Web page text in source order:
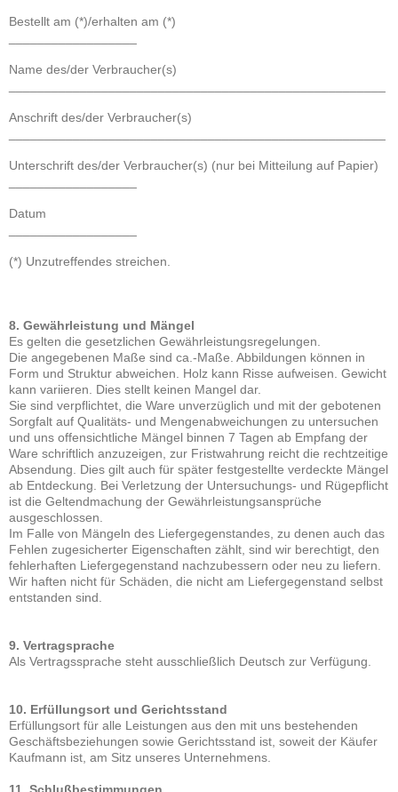
Bestellt am (*)/erhalten am (*)
Name des/der Verbraucher(s)
Anschrift des/der Verbraucher(s)
Unterschrift des/der Verbraucher(s) (nur bei Mitteilung auf Papier)
Datum
(*) Unzutreffendes streichen.
8. Gewährleistung und Mängel
Es gelten die gesetzlichen Gewährleistungsregelungen.
Die angegebenen Maße sind ca.-Maße. Abbildungen können in
Form und Struktur abweichen. Holz kann Risse aufweisen. Gewicht
kann variieren. Dies stellt keinen Mangel dar.
Sie sind verpflichtet, die Ware unverzüglich und mit der gebotenen
Sorgfalt auf Qualitäts- und Mengenabweichungen zu untersuchen
und uns offensichtliche Mängel binnen 7 Tagen ab Empfang der
Ware schriftlich anzuzeigen, zur Fristwahrung reicht die rechtzeitige
Absendung. Dies gilt auch für später festgestellte verdeckte Mängel
ab Entdeckung. Bei Verletzung der Untersuchungs- und Rügepflicht
ist die Geltendmachung der Gewährleistungsansprüche
ausgeschlossen.
Im Falle von Mängeln des Liefergegenstandes, zu denen auch das
Fehlen zugesicherter Eigenschaften zählt, sind wir berechtigt, den
fehlerhaften Liefergegenstand nachzubessern oder neu zu liefern.
Wir haften nicht für Schäden, die nicht am Liefergegenstand selbst
entstanden sind.
9. Vertragsprache
Als Vertragssprache steht ausschließlich Deutsch zur Verfügung.
10. Erfüllungsort und Gerichtsstand
Erfüllungsort für alle Leistungen aus den mit uns bestehenden
Geschäftsbeziehungen sowie Gerichtsstand ist, soweit der Käufer
Kaufmann ist, am Sitz unseres Unternehmens.